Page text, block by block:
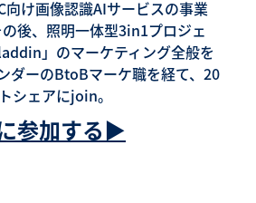
向け画像認識AIサービスの事業
後、照明一体型3in1プロジェ
」のマーケティング全般を
ダーのBtoBマーケ職を経て、20
シェアにjoin。
参加する▶︎